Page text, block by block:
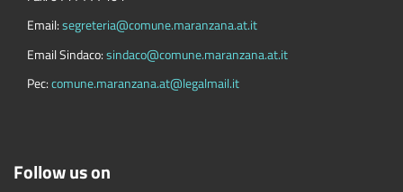
Email:segreteria@comune.maranzana.at.it
Email Sindaco:sindaco@comune.maranzana.at.it
Pec:comune.maranzana.at@legalmail.it
Follow us on